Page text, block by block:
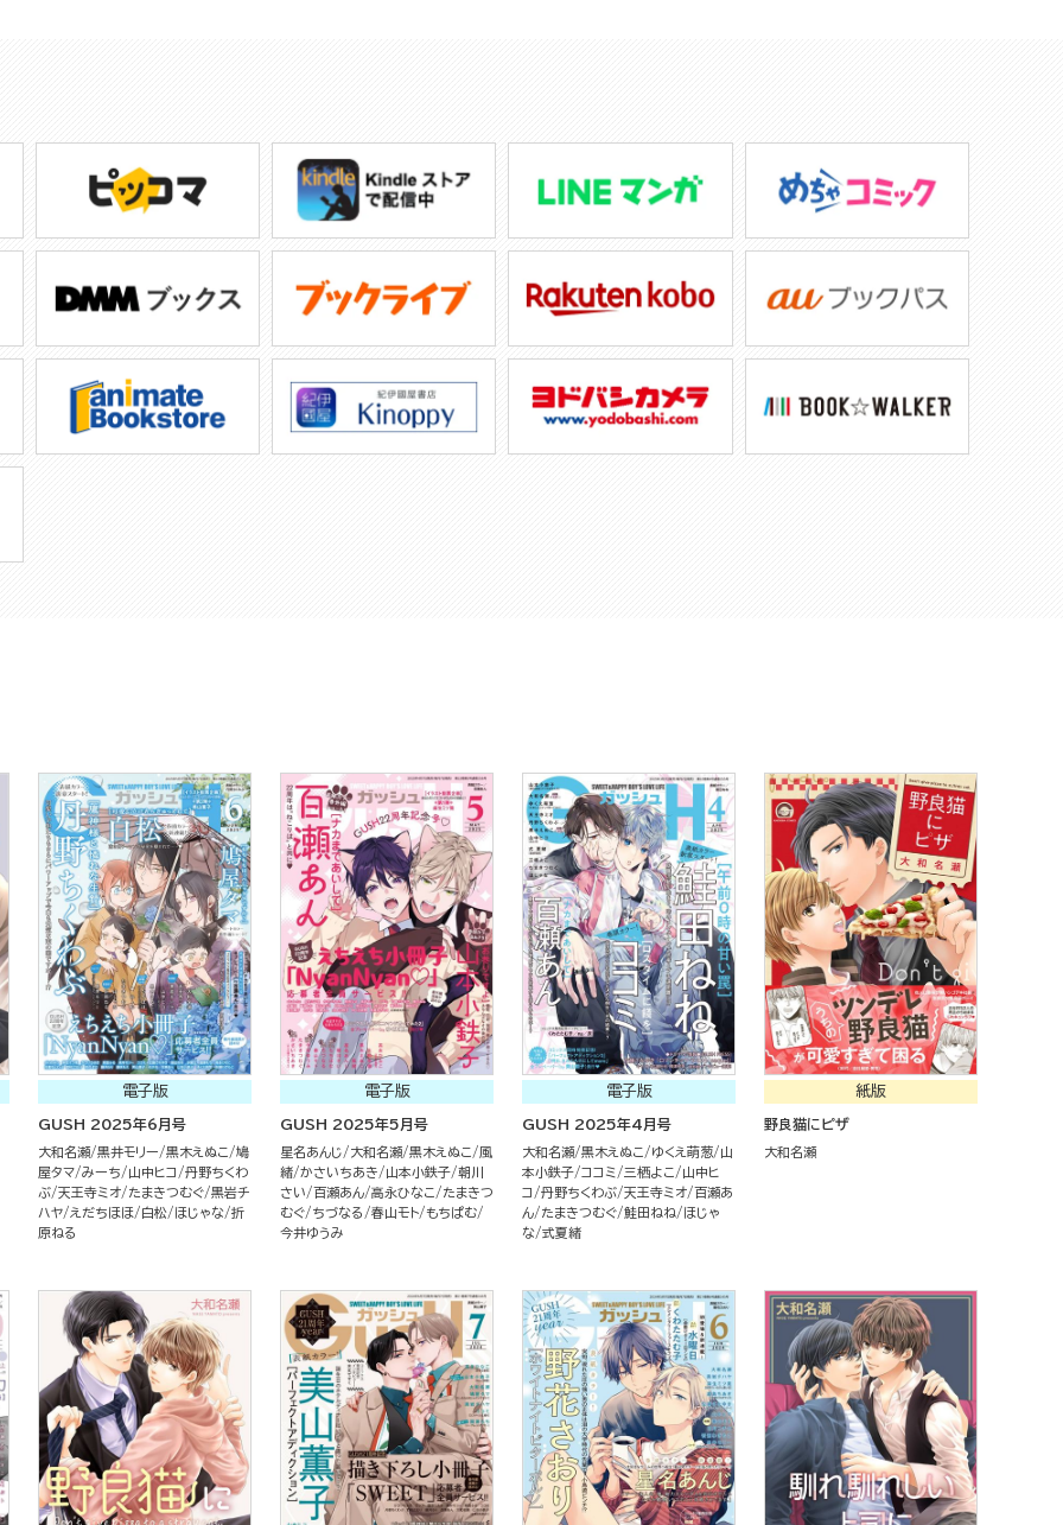
電子版
GUSH 2025年6月号
大和名瀬 黒井モリー 黒木えぬこ
鳩
屋タマ みーち 山中ヒコ
丹野ちくわ
ぶ 天王寺ミオ たまきつむぐ 黒岩チ
ハヤ
えだちほほ 白松 ほじゃな 折
原ねる
電子版
GUSH 2025年5月号
星名あんじ 大和名瀬 黒木えぬこ
風
緒 かさいちあき 山本小鉄子 朝川
さい
百瀬あん 高永ひなこ
たまきつ
むぐ
ちづなる 春山モト もちぱむ
今井ゆうみ
電子版
GUSH 2025年4月号
大和名瀬 黒木えぬこ ゆくえ萌葱
山
本小鉄子 ココミ 三栖よこ
山中ヒ
コ
丹野ちくわぶ 天王寺ミオ 百瀬あ
ん
たまきつむぐ 鮭田ねね
ほじゃ
な 式夏緒
紙版
野良猫にピザ
大和名瀬